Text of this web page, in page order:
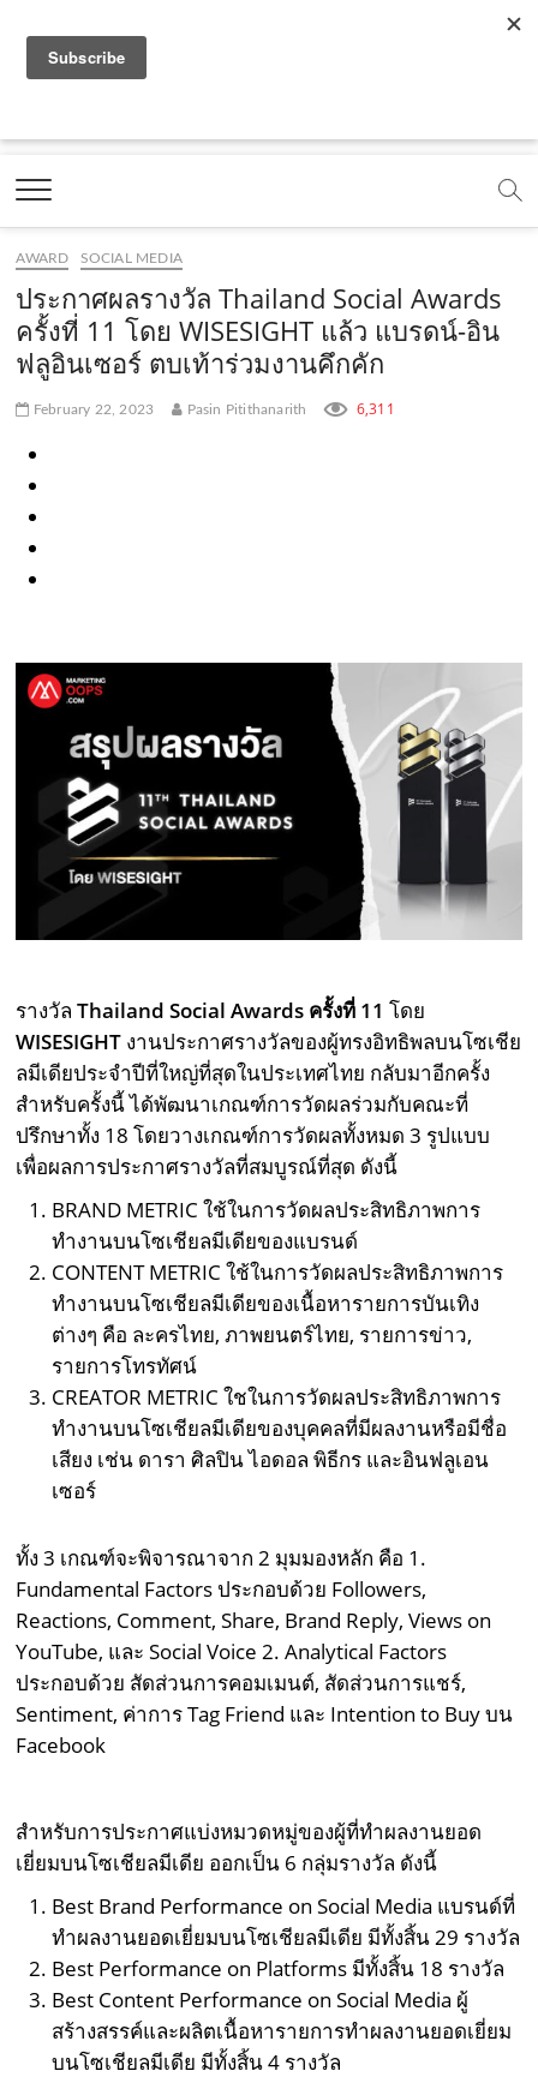
a
e
b
o
o
k
.
c
o
t
b
e
.
c
o
.
o
e
m
e
t
g
a
m
.
t
k
c
o
m
Marketing Oops!
DIGITAL | CREATIVE | ADVERTISING | CAMPAIGN |
AWARD SOCIAL MEDIA
ประกาศผลรางวัล Thailand Social Awards
ครั้งที่ 11 โดย WISESIGHT แล้ว แบรดน์-อิน
ฟลูอินเซอร์ ตบเท้าร่วมงานคึกคัก
February 22, 2023 Pasin Pitithanarith 6,311
รางวัลThailand Social Awards ครั้งที่ 11 โดย
WISESIGHT งานประกาศรางวัลของผู้ทรงอิทธิพลบนโซเชีย
ลมีเดียประจำปีที่ใหญ่ที่สุดในประเทศไทย กลับมาอีกครั้ง
สำหรับครั้งนี้ ได้พัฒนาเกณฑ์การวัดผลร่วมกับคณะที่
ปรึกษาทั้ง 18 โดยวางเกณฑ์การวัดผลทั้งหมด 3 รูปแบบ
เพื่อผลการประกาศรางวัลที่สมบูรณ์ที่สุด ดังนี้
BRAND METRIC ใช้ในการวัดผลประสิทธิภาพการ
ทำงานบนโซเชียลมีเดียของแบรนด์
CONTENT METRIC ใช้ในการวัดผลประสิทธิภาพการ
ทำงานบนโซเชียลมีเดียของเนื้อหารายการบันเทิง
ต่างๆ คือ ละครไทย, ภาพยนตร์ไทย, รายการข่าว,
รายการโทรทัศน์
CREATOR METRIC ใชในการวัดผลประสิทธิภาพการ
ทำงานบนโซเชียลมีเดียของบุคคลที่มีผลงานหรือมีชื่อ
เสียง เช่น ดารา ศิลปิน ไอดอล พิธีกร และอินฟลูเอน
เซอร์
ทั้ง 3 เกณฑ์จะพิจารณาจาก 2 มุมมองหลัก คือ 1.
Fundamental Factors ประกอบด้วย Followers,
Reactions, Comment, Share, Brand Reply, Views on
YouTube, และ Social Voice 2. Analytical Factors
ประกอบด้วย สัดส่วนการคอมเมนต์, สัดส่วนการแชร์,
Sentiment, ค่าการ Tag Friend และ Intention to Buy บน
Facebook
สำหรับการประกาศแบ่งหมวดหมู่ของผู้ที่ทำผลงานยอด
เยี่ยมบนโซเชียลมีเดีย ออกเป็น 6 กลุ่มรางวัล ดังนี้
Best Brand Performance on Social Media แบรนด์ที่
ทำผลงานยอดเยี่ยมบนโซเชียลมีเดีย มีทั้งสิ้น 29 รางวัล
Best Performance on Platforms มีทั้งสิ้น 18 รางวัล
Best Content Performance on Social Media ผู้
สร้างสรรค์และผลิตเนื้อหารายการทำผลงานยอดเยี่ยม
บนโซเชียลมีเดีย มีทั้งสิ้น 4 รางวัล